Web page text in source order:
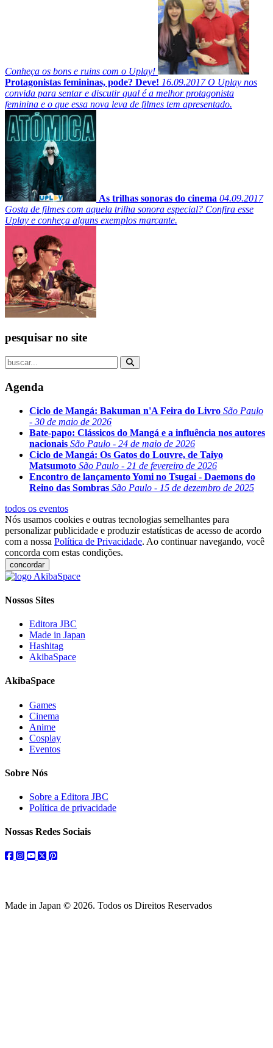
Conheça os bons e ruins com o Uplay!
Protagonistas femininas, pode? Deve! 16.09.2017O Uplay nos
convida para sentar e discutir qual é a melhor protagonista
feminina e o que essa nova leva de filmes tem apresentado.
As trilhas sonoras do cinema 04.09.2017
Gosta de filmes com aquela trilha sonora especial? Confira esse
Uplay e conheça alguns exemplos marcante.
pesquisar no site
Agenda
Ciclo de Mangá: Bakuman n'A Feira do Livro São Paulo
- 30 de maio de 2026
Bate-papo: Clássicos do Mangá e a influência nos autores
nacionais São Paulo - 24 de maio de 2026
Ciclo de Mangá: Os Gatos do Louvre, de Taiyo
Matsumoto São Paulo - 21 de fevereiro de 2026
Encontro de lançamento Yomi no Tsugai - Daemons do
Reino das Sombras São Paulo - 15 de dezembro de 2025
todos os eventos
Nós usamos cookies e outras tecnologias semelhantes para
personalizar publicidade e produzir estatísticas de acesso de acordo
com a nossa Política de Privacidade. Ao continuar navegando, você
concorda com estas condições.
concordar
Nossos Sites
Editora JBC
Made in Japan
Hashitag
AkibaSpace
AkibaSpace
Games
Cinema
Anime
Cosplay
Eventos
Sobre Nós
Sobre a Editora JBC
Política de privacidade
Nossas Redes Sociais
facebook
instagram
youtube
twitterpinterest
Made in Japan © 2026. Todos os Direitos Reservados